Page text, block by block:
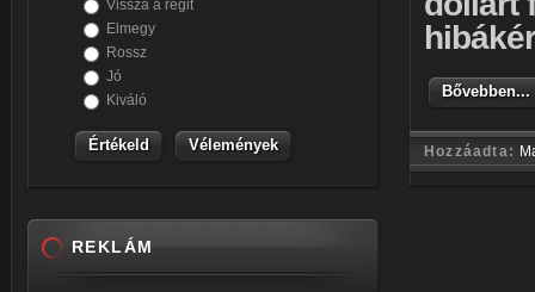
Bővebben...
Hozzáadta:
Vissza a régit
Elmegy
Rossz
Jó
Kiváló
Vélemények
REKLÁM